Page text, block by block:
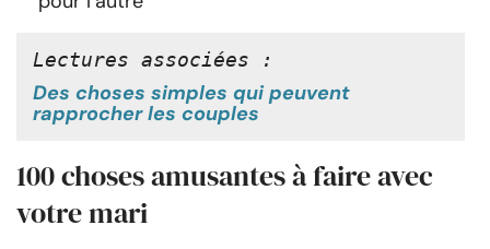
Lectures associées :
Des choses simples qui peuvent
rapprocher les couples
100 choses amusantes à faire avec
votre mari